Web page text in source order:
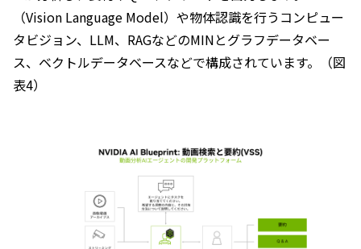
（Vision Language Model）や物体認識を行うコンピュー
タビジョン、LLM、RAGなどのMINとグラフデータベー
ス、ベクトルデータベースなどで構成されています。（図
表4）